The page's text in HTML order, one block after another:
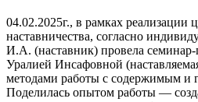
04.02.2025г., в рамках реализации
наставничества, согласно
И.А. (наставник) провела
Уралией Инсафовной
методами работы с содержимым и
Поделилась опытом работы —